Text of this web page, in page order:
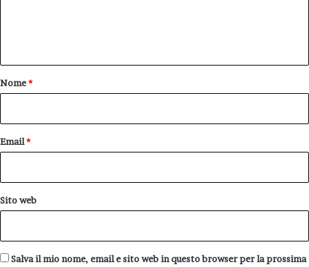
o
Nome*
Email*
Sito web
Salva il mio nome, email e sito web in questo browser per la prossima